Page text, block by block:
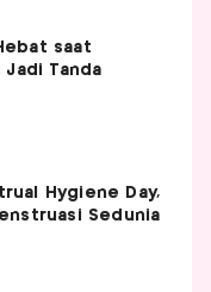
saat
Jadi Tanda
Hygiene Day,
Sedunia